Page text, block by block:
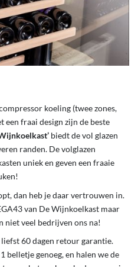
koeling (twee zones,
een fraai design zijn de beste
biedt de vol glazen
randen. De volglazen
uniek en geven een fraaie
dan heb je daar vertrouwen in.
van De Wijnkoelkast maar
niet veel bedrijven ons na!
60 dagen retour garantie.
belletje genoeg, en halen we de